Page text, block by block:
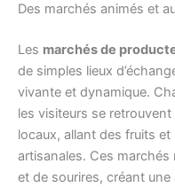
Des marchés animés et
Les marchés de
de simples lieux
vivante et dynamique.
les visiteurs se
locaux, allant des fruits
artisanales. Ces
et de sourires, créant